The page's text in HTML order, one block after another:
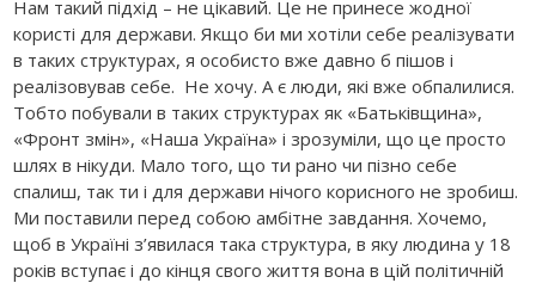
Нам такий підхід – не цікавий. Це не принесе жодної
користі для держави. Якщо би ми хотіли себе реалізувати
в таких структурах, я особисто вже давно б пішов і
реалізовував себе. Не хочу. А є люди, які вже обпалилися.
Тобто побували в таких структурах як «Батьківщина»,
«Фронт змін», «Наша Україна» і зрозуміли, що це просто
шлях в нікуди. Мало того, що ти рано чи пізно себе
спалиш, так ти і для держави нічого корисного не зробиш.
Ми поставили перед собою амбітне завдання. Хочемо,
щоб в Україні з’явилася така структура, в яку людина у 18
років вступає і до кінця свого життя вона в цій політичній